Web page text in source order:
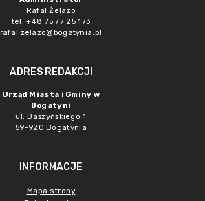
Rafał Żelazo
tel. +48 75 77 25 173
rafal.zelazo@bogatynia.pl
ADRES REDAKCJI
Urząd Miasta i Gminy w
Bogatyni
ul. Daszyńskiego 1
59-920 Bogatynia
INFORMACJE
Mapa strony